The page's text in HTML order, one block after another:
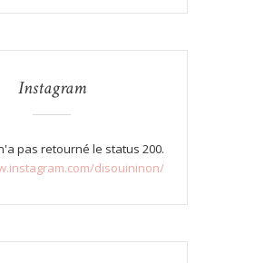
Instagram
pas retourné le status 200.
disouininon/